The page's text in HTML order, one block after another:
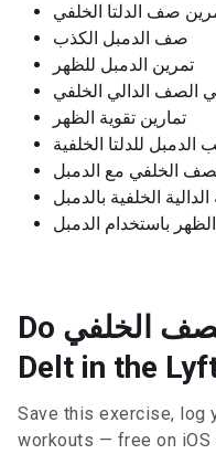
صف الدلتا الخلفي
صف الدمبل الكذب
تمرين الدمبل للظهر
الصف الدالي الخلفي
تمارين تقوية الظهر
الدمبل للدلتا الخلفية
الخلفي مع الدمبل
الخلفية بالدمبل
باستخدام الدمبل
Do الدمبل الكذب الصف الخلفي
Delt in the
Save this exercise, log
workouts — free on iOS